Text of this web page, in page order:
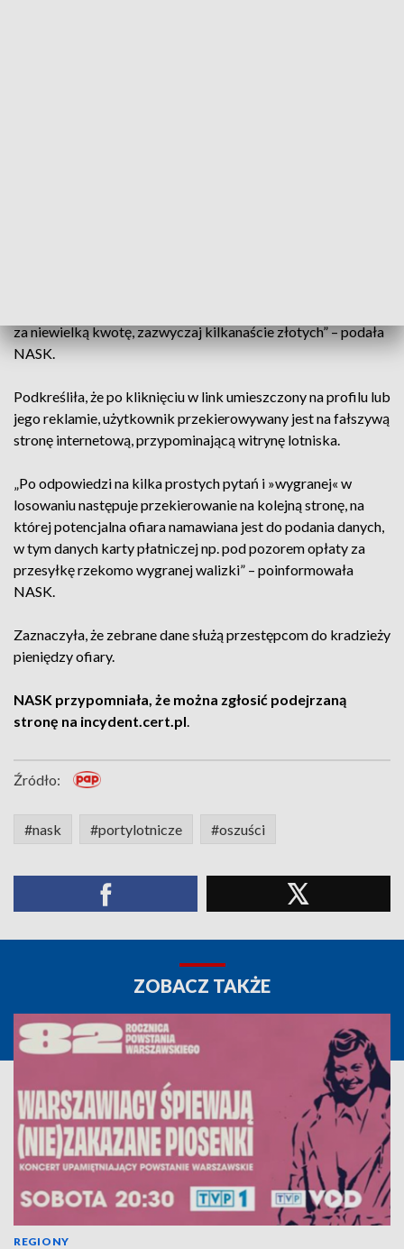
za niewielką kwotę, zazwyczaj kilkanaście złotych” – podała
NASK.
Podkreśliła, że po kliknięciu w link umieszczony na profilu lub
jego reklamie, użytkownik przekierowywany jest na fałszywą
stronę internetową, przypominającą witrynę lotniska.
„Po odpowiedzi na kilka prostych pytań i »wygranej« w
losowaniu następuje przekierowanie na kolejną stronę, na
której potencjalna ofiara namawiana jest do podania danych,
w tym danych karty płatniczej np. pod pozorem opłaty za
przesyłkę rzekomo wygranej walizki” – poinformowała
NASK.
Zaznaczyła, że zebrane dane służą przestępcom do kradzieży
pieniędzy ofiary.
NASK przypomniała, że można zgłosić podejrzaną
stronę na incydent.cert.pl.
Źródło:
#nask #portylotnicze #oszuści
ZOBACZ TAKŻE
REGIONY